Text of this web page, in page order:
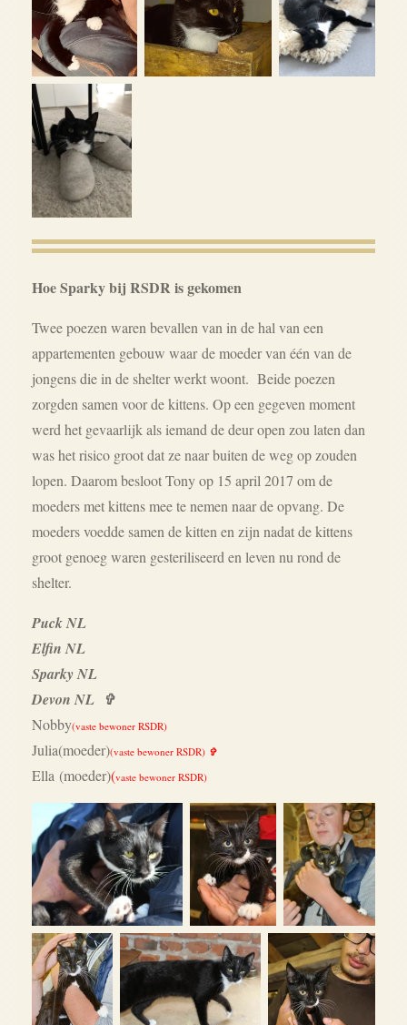
Hoe Sparky bij RSDR is gekomen
Twee poezen waren bevallen van in de hal van een
appartementen gebouw waar de moeder van één van de
jongens die in de shelter werkt woont. Beide poezen
zorgden samen voor de kittens. Op een gegeven moment
werd het gevaarlijk als iemand de deur open zou laten dan
was het risico groot dat ze naar buiten de weg op zouden
lopen. Daarom besloot Tony op 15 april 2017 om de
moeders met kittens mee te nemen naar de opvang. De
moeders voedde samen de kitten en zijn nadat de kittens
groot genoeg waren gesteriliseerd en leven nu rond de
shelter.
Puck NL
Elfin NL
Sparky NL
Devon NL ✞
Nobby(vaste bewoner RSDR)
Julia(moeder)(vaste bewoner RSDR) ✞
Ella (moeder)(vaste bewoner RSDR)